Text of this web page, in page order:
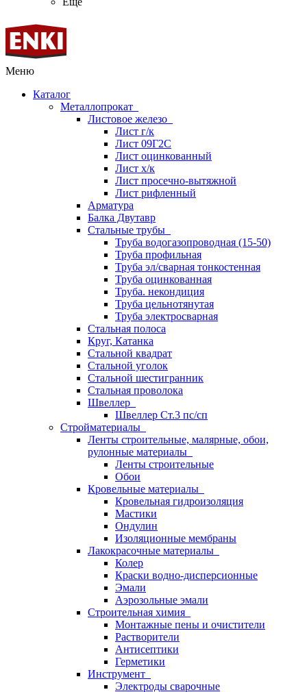
Меню
Каталог
Металлопрокат
Листовое железо
Лист г/к
Лист 09Г2С
Лист оцинкованный
Лист х/к
Лист просечно-вытяжной
Лист рифленный
Арматура
Балка Двутавр
Стальные трубы
Труба водогазопроводная (15-50)
Труба профильная
Труба эл/сварная тонкостенная
Труба оцинкованная
Труба. некондиция
Труба цельнотянутая
Труба электросварная
Стальная полоса
Круг, Катанка
Стальной квадрат
Стальной уголок
Стальной шестигранник
Стальная проволока
Швеллер
Швеллер Ст.3 пс/сп
Стройматериалы
Ленты строительные, малярные, обои,
рулонные материалы
Ленты строительные
Обои
Кровельные материалы
Кровельная гидроизоляция
Мастики
Ондулин
Изоляционные мембраны
Лакокрасочные материалы
Колер
Краски водно-дисперсионные
Эмали
Аэрозольные эмали
Строительная химия
Монтажные пены и очистители
Растворители
Антисептики
Герметики
Инструмент
Электроды сварочные